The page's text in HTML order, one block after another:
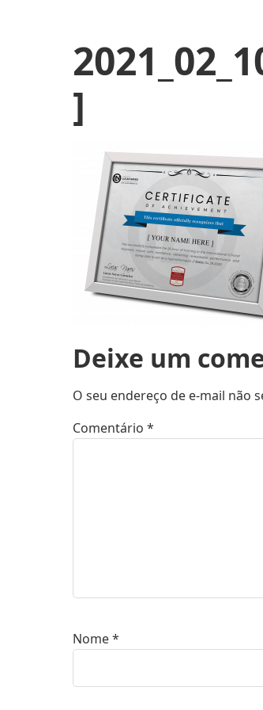
]
Deixe um
O seu endereço de e-mail não
Comentário *
Nome*